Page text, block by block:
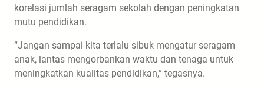
korelasi jumlah seragam sekolah dengan peningkatan
mutu pendidikan.
“Jangan sampai kita terlalu sibuk mengatur seragam
anak, lantas mengorbankan waktu dan tenaga untuk
meningkatkan kualitas pendidikan,” tegasnya.